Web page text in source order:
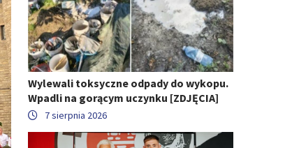
Wylewali toksyczne odpady do wykopu.
Wpadli na gorącym uczynku [ZDJĘCIA]
7 sierpnia 2026